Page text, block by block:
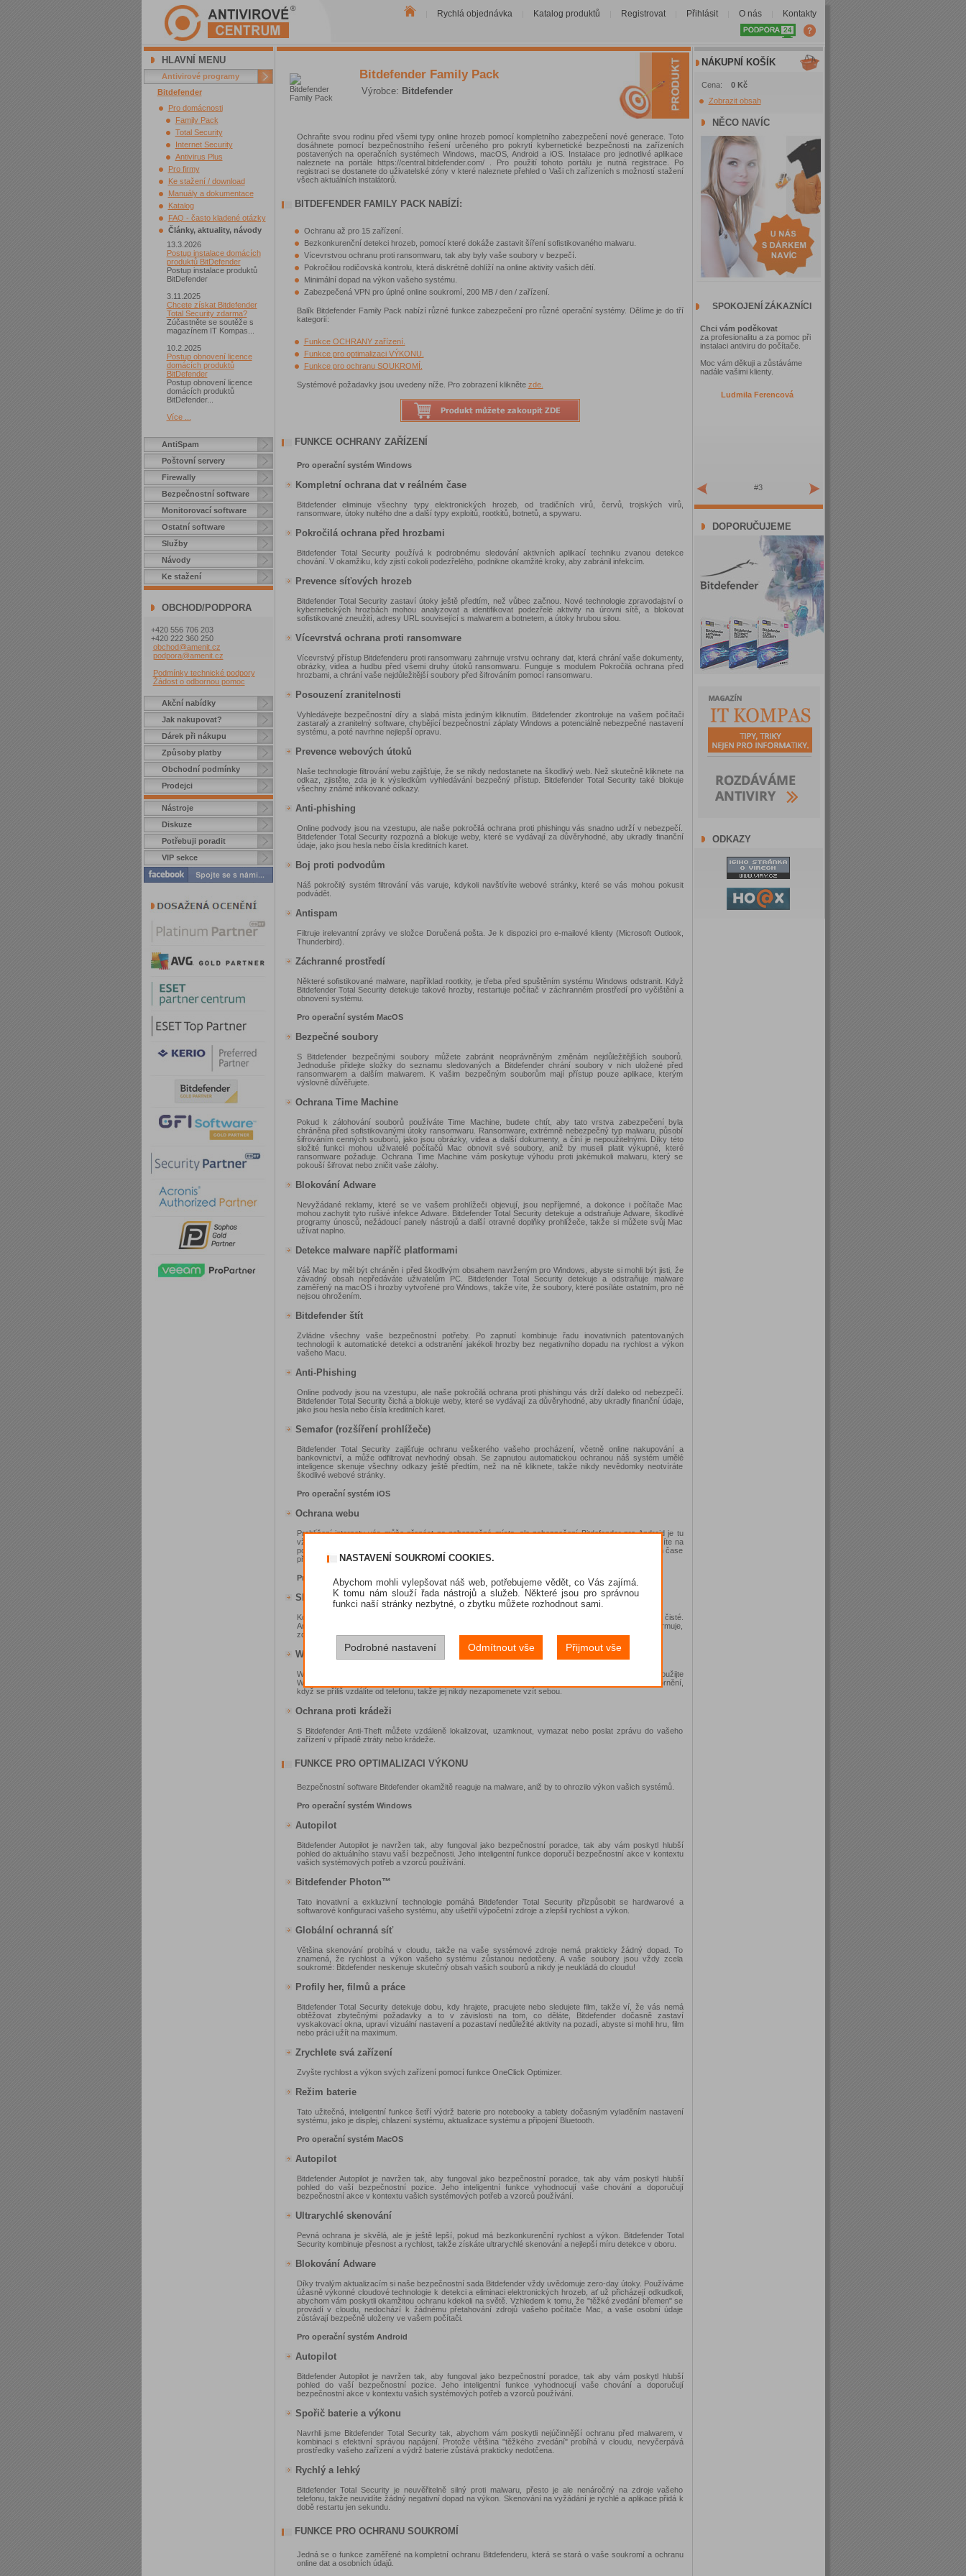
Rychlá objednávka Katalog produktů Registrovat Přihlásit O nás Kontakty
HLAVNÍ MENU
Antivirové programy
Bitdefender
Pro domácnosti
Family Pack
Total Security
Internet Security
Antivirus Plus
Pro firmy
Ke stažení / download
Manuály a dokumentace
Katalog
FAQ - často kladené otázky
Články, aktuality, návody
13.3.2026
Postup instalace domácích
produktů BitDefender
Postup instalace produktů
BitDefender
3.11.2025
Chcete získat Bitdefender
Total Security zdarma?
Zúčastněte se soutěže s
magazínem IT Kompas...
10.2.2025
Postup obnovení licence
domácích produktů
BitDefender
Postup obnovení licence
domácích produktů
BitDefender...
Více ...
AntiSpam
Poštovní servery
Firewally
Bezpečnostní software
Monitorovací software
Ostatní software
Služby
Návody
Ke stažení
OBCHOD/PODPORA
+420 556 706 203
+420 222 360 250
obchod@amenit.cz
podpora@amenit.cz
Podmínky technické podpory
Žádost o odbornou pomoc
Akční nabídky
Jak nakupovat?
Dárek při nákupu
Způsoby platby
Obchodní podmínky
Prodejci
Nástroje
Diskuze
Potřebuji poradit
VIP sekce
Bitdefender Family Pack
Výrobce: Bitdefender
Ochraňte svou rodinu před všemi typy online hrozeb pomocí kompletního zabezpečení nové generace. Toto
dosáhnete pomocí bezpečnostního řešení určeného pro pokrytí kybernetické bezpečnosti na zařízeních
postavených na operačních systémech Windows, macOS, Android a iOS. Instalace pro jednotlivé aplikace
naleznete na portále https://central.bitdefender.com/ . Pro použití tohoto portálu je nutná registrace. Po
registraci se dostanete do uživatelské zóny v které naleznete přehled o Vaši ch zařízeních s možností stažení
všech aktuálních instalátorů.
BITDEFENDER FAMILY PACK NABÍZÍ:
Ochranu až pro 15 zařízení.
Bezkonkurenční detekci hrozeb, pomocí které dokáže zastavit šíření sofistikovaného malwaru.
Vícevrstvou ochranu proti ransomwaru, tak aby byly vaše soubory v bezpečí.
Pokročilou rodičovská kontrolu, která diskrétně dohlíží na online aktivity vašich dětí.
Minimální dopad na výkon vašeho systému.
Zabezpečená VPN pro úplné online soukromí, 200 MB / den / zařízení.
Balík Bitdefender Family Pack nabízí různé funkce zabezpečení pro různé operační systémy. Dělíme je do tří
kategorií:
Funkce OCHRANY zařízení.
Funkce pro optimalizaci VÝKONU.
Funkce pro ochranu SOUKROMÍ.
Systémové požadavky jsou uvedeny níže. Pro zobrazení klikněte zde.
FUNKCE OCHRANY ZAŘÍZENÍ
Pro operační systém Windows
Kompletní ochrana dat v reálném čase
Bitdefender eliminuje všechny typy elektronických hrozeb, od tradičních virů, červů, trojských virů,
ransomware, útoky nultého dne a další typy exploitů, rootkitů, botnetů, a spywaru.
Pokročilá ochrana před hrozbami
Bitdefender Total Security používá k podrobnému sledování aktivních aplikací techniku zvanou detekce
chování. V okamžiku, kdy zjistí cokoli podezřelého, podnikne okamžité kroky, aby zabránil infekcím.
Prevence síťových hrozeb
Bitdefender Total Security zastaví útoky ještě předtím, než vůbec začnou. Nové technologie zpravodajství o
kybernetických hrozbách mohou analyzovat a identifikovat podezřelé aktivity na úrovni sítě, a blokovat
sofistikované zneužití, adresy URL související s malwarem a botnetem, a útoky hrubou silou.
Vícevrstvá ochrana proti ransomware
Vícevrstvý přístup Bitdefenderu proti ransomwaru zahrnuje vrstvu ochrany dat, která chrání vaše dokumenty,
obrázky, videa a hudbu před všemi druhy útoků ransomwaru. Funguje s modulem Pokročilá ochrana před
hrozbami, a chrání vaše nejdůležitější soubory před šifrováním pomocí ransomwaru.
Posouzení zranitelnosti
Vyhledávejte bezpečnostní díry a slabá místa jediným kliknutím. Bitdefender zkontroluje na vašem počítači
zastaralý a zranitelný software, chybějící bezpečnostní záplaty Windows a potenciálně nebezpečné nastavení
systému, a poté navrhne nejlepší opravu.
Prevence webových útoků
Naše technologie filtrování webu zajišťuje, že se nikdy nedostanete na škodlivý web. Než skutečně kliknete na
odkaz, zjistěte, zda je k výsledkům vyhledávání bezpečný přístup. Bitdefender Total Security také blokuje
všechny známé infikované odkazy.
Anti-phishing
Online podvody jsou na vzestupu, ale naše pokročilá ochrana proti phishingu vás snadno udrží v nebezpečí.
Bitdefender Total Security rozpozná a blokuje weby, které se vydávají za důvěryhodné, aby ukradly finanční
údaje, jako jsou hesla nebo čísla kreditních karet.
Boj proti podvodům
Náš pokročilý systém filtrování vás varuje, kdykoli navštívíte webové stránky, které se vás mohou pokusit
podvádět.
Antispam
Filtruje irelevantní zprávy ve složce Doručená pošta. Je k dispozici pro e-mailové klienty (Microsoft Outlook,
Thunderbird).
Záchranné prostředí
Některé sofistikované malware, například rootkity, je třeba před spuštěním systému Windows odstranit. Když
Bitdefender Total Security detekuje takové hrozby, restartuje počítač v záchranném prostředí pro vyčištění a
obnovení systému.
Pro operační systém MacOS
Bezpečné soubory
S Bitdefender bezpečnými soubory můžete zabránit neoprávněným změnám nejdůležitějších souborů.
Jednoduše přidejte složky do seznamu sledovaných a Bitdefender chrání soubory v nich uložené před
ransomwarem a dalším malwarem. K vašim bezpečným souborům mají přístup pouze aplikace, kterým
výslovně důvěřujete.
Ochrana Time Machine
Pokud k zálohování souborů používáte Time Machine, budete chtít, aby tato vrstva zabezpečení byla
chráněna před sofistikovanými útoky ransomwaru. Ransomware, extrémně nebezpečný typ malwaru, působí
šifrováním cenných souborů, jako jsou obrázky, videa a další dokumenty, a činí je nepoužitelnými. Díky této
složité funkci mohou uživatelé počítačů Mac obnovit své soubory, aniž by museli platit výkupné, které
ransomware požaduje. Ochrana Time Machine vám poskytuje výhodu proti jakémukoli malwaru, který se
pokouší šifrovat nebo zničit vaše zálohy.
Blokování Adware
Nevyžádané reklamy, které se ve vašem prohlížeči objevují, jsou nepříjemné, a dokonce i počítače Mac
mohou zachytit tyto rušivé infekce Adware. Bitdefender Total Security detekuje a odstraňuje Adware, škodlivé
programy únosců, nežádoucí panely nástrojů a další otravné doplňky prohlížeče, takže si můžete svůj Mac
užívat naplno.
Detekce malware napříč platformami
Váš Mac by měl být chráněn i před škodlivým obsahem navrženým pro Windows, abyste si mohli být jisti, že
závadný obsah nepředáváte uživatelům PC. Bitdefender Total Security detekuje a odstraňuje malware
zaměřený na macOS i hrozby vytvořené pro Windows, takže víte, že soubory, které posíláte ostatním, pro ně
nejsou ohrožením.
Bitdefender štít
Zvládne všechny vaše bezpečnostní potřeby. Po zapnutí kombinuje řadu inovativních patentovaných
technologií k automatické detekci a odstranění jakékoli hrozby bez negativního dopadu na rychlost a výkon
vašeho Macu.
Anti-Phishing
Online podvody jsou na vzestupu, ale naše pokročilá ochrana proti phishingu vás drží daleko od nebezpečí.
Bitdefender Total Security čichá a blokuje weby, které se vydávají za důvěryhodné, aby ukradly finanční údaje,
jako jsou hesla nebo čísla kreditních karet.
Semafor (rozšíření prohlížeče)
Bitdefender Total Security zajišťuje ochranu veškerého vašeho procházení, včetně online nakupování a
bankovnictví, a může odfiltrovat nevhodný obsah. Se zapnutou automatickou ochranou náš systém umělé
inteligence skenuje všechny odkazy ještě předtím, než na ně kliknete, takže nikdy nevědomky neotvíráte
škodlivé webové stránky.
Pro operační systém iOS
Ochrana webu
Prohlížení internetu vás může přenést na nebezpečná místa, ale zabezpečení Bitdefender pro Android je tu
vždy, aby vás ochránilo. Náš systém proti phishingu skenuje webové stránky a varuje vás, když narazíte na
podvodné stránky. Filtruje veškerý provoz, nejen vaše úmyslné procházení, a nabízí ochranu v reálném čase
před všemi online nebezpečími.
Pro operační systém Android
Skenování na vyžádání a při instalaci
Kdykoli pro skenujte svůj Android telefon nebo tablet, a ujistěte se, že jsou všechny vaše aplikace čisté.
Antivirový modul navíc automaticky prohledá každou aplikaci, jakmile ji nainstalujete, a okamžitě vás informuje,
zda nepředstavuje nějaké nebezpečí.
WearON
WearON rozšiřuje mobilní zabezpečení i na vaše chytré hodinky. A pokud nevíte, kde je váš telefon, použijte
WearON z Androidu k aktivaci zvukového upozornění, abyste ho mohli snadno najít. Dostanete upozornění,
když se příliš vzdálíte od telefonu, takže jej nikdy nezapomenete vzít sebou.
Ochrana proti krádeži
S Bitdefender Anti-Theft můžete vzdáleně lokalizovat, uzamknout, vymazat nebo poslat zprávu do vašeho
zařízení v případě ztráty nebo krádeže.
FUNKCE PRO OPTIMALIZACI VÝKONU
Bezpečnostní software Bitdefender okamžitě reaguje na malware, aniž by to ohrozilo výkon vašich systémů.
Pro operační systém Windows
Autopilot
Bitdefender Autopilot je navržen tak, aby fungoval jako bezpečnostní poradce, tak aby vám poskytl hlubší
pohled do aktuálního stavu vaší bezpečnosti. Jeho inteligentní funkce doporučí bezpečnostní akce v kontextu
vašich systémových potřeb a vzorců používání.
Bitdefender Photon™
Tato inovativní a exkluzivní technologie pomáhá Bitdefender Total Security přizpůsobit se hardwarové a
softwarové konfiguraci vašeho systému, aby ušetřil výpočetní zdroje a zlepšil rychlost a výkon.
Globální ochranná síť
Většina skenování probíhá v cloudu, takže na vaše systémové zdroje nemá prakticky žádný dopad. To
znamená, že rychlost a výkon vašeho systému zůstanou nedotčeny. A vaše soubory jsou vždy zcela
soukromé: Bitdefender neskenuje skutečný obsah vašich souborů a nikdy je neukládá do cloudu!
Profily her, filmů a práce
Bitdefender Total Security detekuje dobu, kdy hrajete, pracujete nebo sledujete film, takže ví, že vás nemá
obtěžovat zbytečnými požadavky a to v závislosti na tom, co děláte, Bitdefender dočasně zastaví
vyskakovací okna, upraví vizuální nastavení a pozastaví nedůležité aktivity na pozadí, abyste si mohli hru, film
nebo práci užít na maximum.
Zrychlete svá zařízení
Zvyšte rychlost a výkon svých zařízení pomocí funkce OneClick Optimizer.
Režim baterie
Tato užitečná, inteligentní funkce šetří výdrž baterie pro notebooky a tablety dočasným vyladěním nastavení
systému, jako je displej, chlazení systému, aktualizace systému a připojení Bluetooth.
Pro operační systém MacOS
Autopilot
Bitdefender Autopilot je navržen tak, aby fungoval jako bezpečnostní poradce, tak aby vám poskytl hlubší
pohled do vaší bezpečnostní pozice. Jeho inteligentní funkce vyhodnocují vaše chování a doporučují
bezpečnostní akce v kontextu vašich systémových potřeb a vzorců používání.
Ultrarychlé skenování
Pevná ochrana je skvělá, ale je ještě lepší, pokud má bezkonkurenční rychlost a výkon. Bitdefender Total
Security kombinuje přesnost a rychlost, takže získáte ultrarychlé skenování a nejlepší míru detekce v oboru.
Blokování Adware
Díky trvalým aktualizacím si naše bezpečnostní sada Bitdefender vždy uvědomuje zero-day útoky. Používáme
úžasně výkonné cloudové technologie k detekci a eliminaci elektronických hrozeb, ať už přicházejí odkudkoli,
abychom vám poskytli okamžitou ochranu kdekoli na světě. Vzhledem k tomu, že "těžké zvedání břemen" se
provádí v cloudu, nedochází k žádnému přetahování zdrojů vašeho počítače Mac, a vaše osobní údaje
zůstávají bezpečně uloženy ve vašem počítači.
Pro operační systém Android
Autopilot
Bitdefender Autopilot je navržen tak, aby fungoval jako bezpečnostní poradce, tak aby vám poskytl hlubší
pohled do vaší bezpečnostní pozice. Jeho inteligentní funkce vyhodnocují vaše chování a doporučují
bezpečnostní akce v kontextu vašich systémových potřeb a vzorců používání.
Spořič baterie a výkonu
Navrhli jsme Bitdefender Total Security tak, abychom vám poskytli nejúčinnější ochranu před malwarem, v
kombinaci s efektivní správou napájení. Protože většina "těžkého zvedání" probíhá v cloudu, nevyčerpává
prostředky vašeho zařízení a výdrž baterie zůstává prakticky nedotčena.
Rychlý a lehký
Bitdefender Total Security je neuvěřitelně silný proti malwaru, přesto je ale nenáročný na zdroje vašeho
telefonu, takže neuvidíte žádný negativní dopad na výkon. Skenování na vyžádání je rychlé a aplikace přidá k
době restartu jen sekundu.
FUNKCE PRO OCHRANU SOUKROMÍ
Jedná se o funkce zaměřené na kompletní ochranu Bitdefenderu, která se stará o vaše soukromí a ochranu
online dat a osobních údajů.
NÁKUPNÍ KOŠÍK
Cena: 0 Kč
Zobrazit obsah
NĚCO NAVÍC
SPOKOJENÍ ZÁKAZNÍCI
Chci vám poděkovat
za profesionalitu a za pomoc při
instalaci antiviru do počítače.
Moc vám děkuji a zůstáváme
nadále vašimi klienty.
Ludmila Ferencová
#3
DOPORUČUJEME
ODKAZY
NASTAVENÍ SOUKROMÍ COOKIES.
Abychom mohli vylepšovat náš web, potřebujeme vědět, co Vás zajímá.
K tomu nám slouží řada nástrojů a služeb. Některé jsou pro správnou
funkci naší stránky nezbytné, o zbytku můžete rozhodnout sami.
Podrobné nastavení Odmítnout vše Přijmout vše